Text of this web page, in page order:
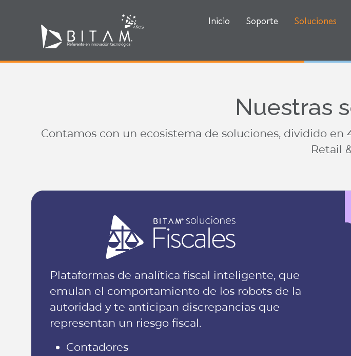
Inicio Soporte Soluciones
Nuestras
Contamos con un ecosistema de soluciones, dividido en
Retail
Plataformas de analítica fiscal inteligente, que
emulan el comportamiento de los robots de la
autoridad y te anticipan discrepancias que
representan un riesgo fiscal.
Contadores